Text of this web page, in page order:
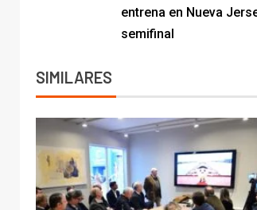
entrena en Nueva
semifinal
SIMILARES